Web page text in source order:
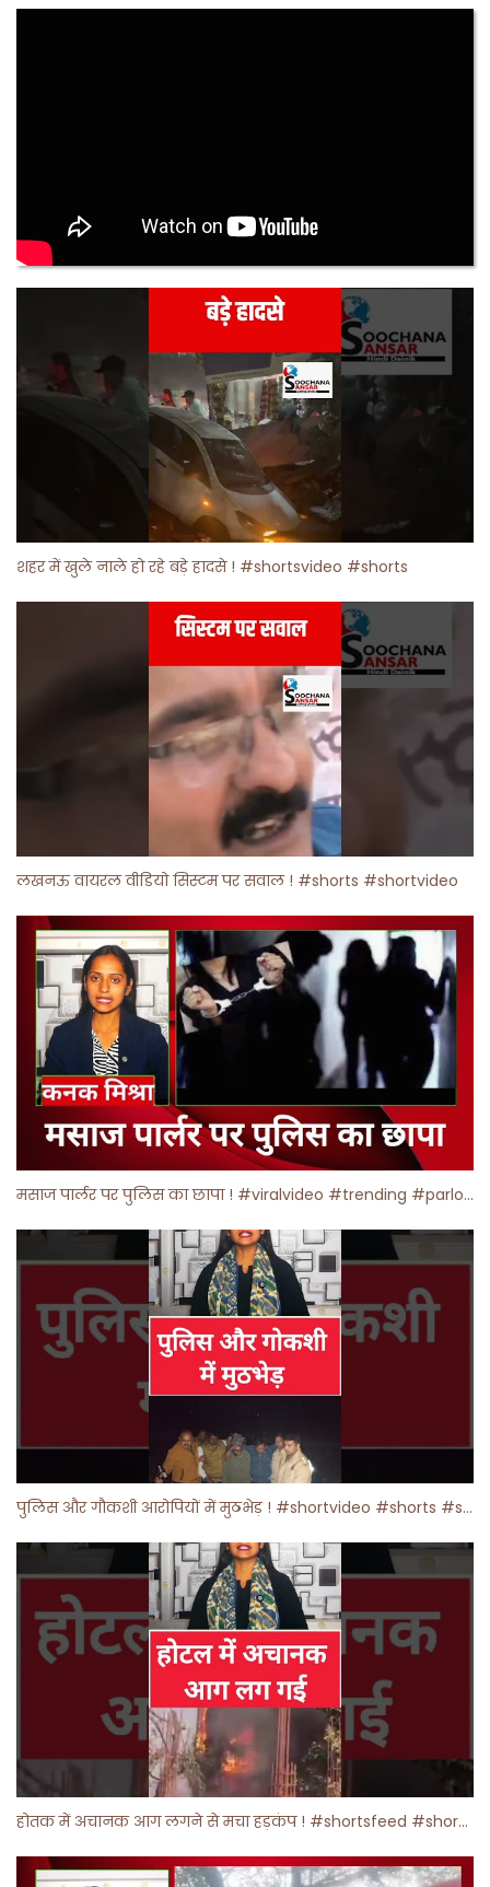
शहर में खुले नाले हो रहे बड़े हादसे ! #shortsvideo #shorts
लखनऊ वायरल वीडियो सिस्टम पर सवाल ! #shorts #shortvideo
मसाज पार्लर पर पुलिस का छापा ! #viralvideo #trending #parlour
पुलिस और गौकशी आरोपियों में मुठभेड़ ! #shortvideo #shorts #shortsfeed
होतक में अचानक आग लगने से मचा हड़कंप ! #shortsfeed #shorts #viralshorts